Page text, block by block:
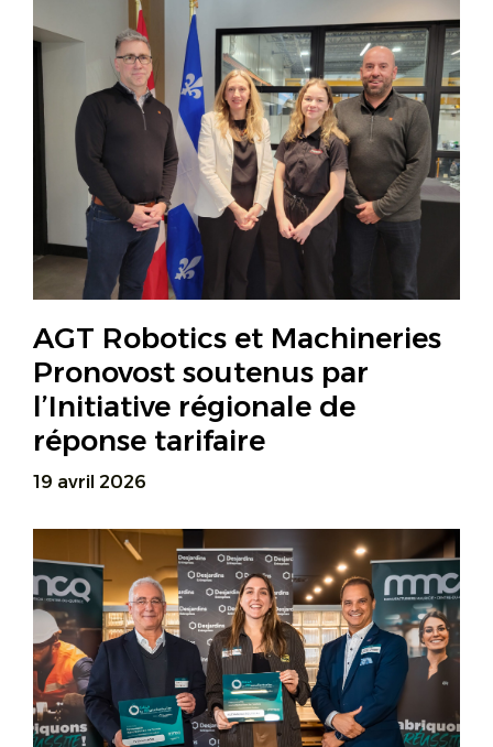
AGT Robotics et Machineries
Pronovost soutenus par
l’Initiative régionale de
réponse tarifaire
19 avril 2026